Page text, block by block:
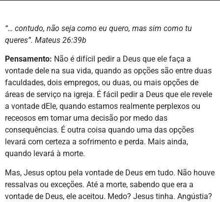
“… contudo, não seja como eu quero, mas sim como tu
queres”. Mateus 26:39b
Pensamento: Não é difícil pedir a Deus que ele faça a
vontade dele na sua vida, quando as opções são entre duas
faculdades, dois empregos, ou duas, ou mais opções de
áreas de serviço na igreja. É fácil pedir a Deus que ele revele
a vontade dEle, quando estamos realmente perplexos ou
receosos em tomar uma decisão por medo das
consequências. É outra coisa quando uma das opções
levará com certeza a sofrimento e perda. Mais ainda,
quando levará à morte.
Mas, Jesus optou pela vontade de Deus em tudo. Não houve
ressalvas ou exceções. Até a morte, sabendo que era a
vontade de Deus, ele aceitou. Medo? Jesus tinha. Angústia?